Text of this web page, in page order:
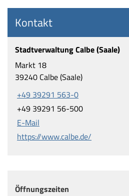
Kontakt
Stadtverwaltung Calbe (Saale)
Markt 18
39240 Calbe (Saale)
+49 39291 563-0
+49 39291 56-500
E-Mail
https://www.calbe.de/
Öffnungszeiten